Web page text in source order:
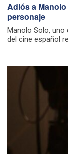
Adiós a
personaje
Manolo Solo,
del cine español